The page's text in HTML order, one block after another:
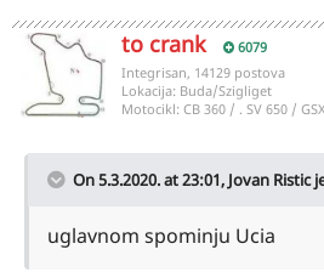
to crank 6079
Integrisan, 14129 postova
Lokacija: Buda/Szigliget
Motocikl: CB 360 / . SV 650 /
On 5.3.2020. at 23:01, Jovan Ristic
uglavnom spominju Ucia